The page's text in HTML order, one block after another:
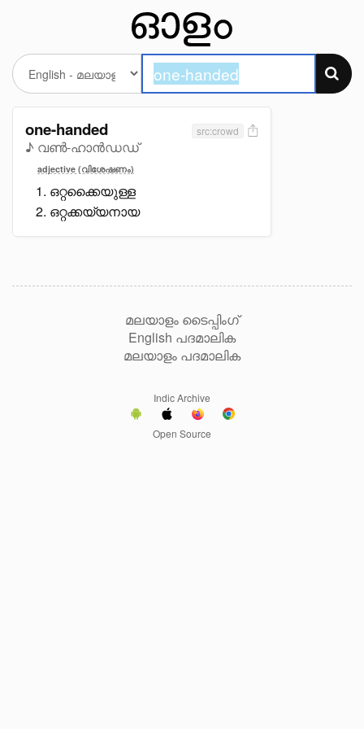
one-handed
♪ വൺ-ഹാൻഡഡ്
src:crowd
adjective (വിശേഷണം)
ഒറ്റക്കൈയുള്ള
ഒറ്റക്കയ്യനായ
മലയാളം ടൈപ്പിംഗ്
English പദമാലിക
മലയാളം പദമാലിക
Indic Archive
Open Source